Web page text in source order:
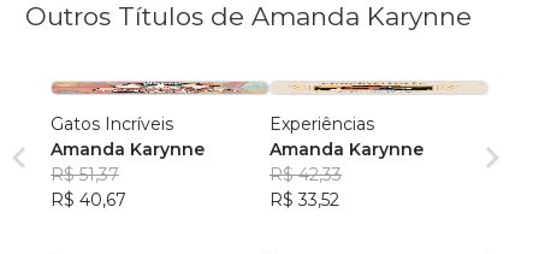
Outros Títulos de Amanda Karynne
Gatos Incríveis
Amanda Karynne
R$ 51,37
R$ 40,67
Experiências
Amanda Karynne
R$ 42,33
R$ 33,52